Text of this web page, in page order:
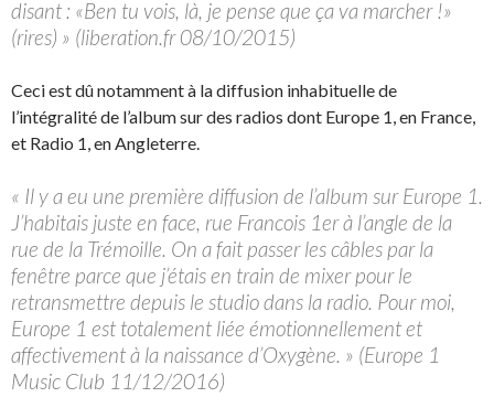
disant : «Ben tu vois, là, je pense que ça va marcher !»
(rires) » (liberation.fr 08/10/2015)
Ceci est dû notamment à la diffusion inhabituelle de
l’intégralité de l’album sur des radios dont Europe 1, en France,
et Radio 1, en Angleterre.
« Il y a eu une première diffusion de l’album sur Europe 1.
J’habitais juste en face, rue Francois 1er à l’angle de la
rue de la Trémoille. On a fait passer les câbles par la
fenêtre parce que j’étais en train de mixer pour le
retransmettre depuis le studio dans la radio. Pour moi,
Europe 1 est totalement liée émotionnellement et
affectivement à la naissance d’Oxygène. » (Europe 1
Music Club 11/12/2016)